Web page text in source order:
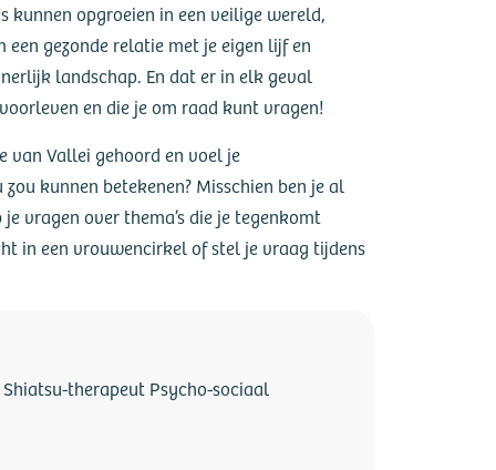
kunnen opgroeien in een veilige wereld,
gezonde relatie met je eigen lijf en
landschap. En dat er in elk geval
en die je om raad kunt vragen!
van Vallei gehoord en voel je
kunnen betekenen? Misschien ben je al
vragen over thema’s die je tegenkomt
in een vrouwencirkel of stel je vraag tijdens
therapeut Psycho-sociaal